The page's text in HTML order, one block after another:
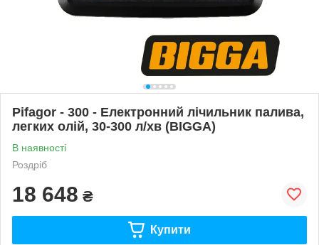
Pifagor - 300 - Електронний лічильник палива,
легких олій, 30-300 л/хв (BIGGA)
В наявності
Роздріб
18 648 ₴
Купити